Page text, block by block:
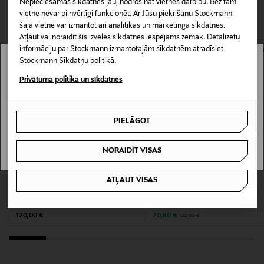
Nepieciešamās sīkdatnes ļauj nodrošināt vietnes darbību. Bez tām
vietne nevar pilnvērtīgi funkcionēt. Ar Jūsu piekrišanu Stockmann
šajā vietnē var izmantot arī analītikas un mārketinga sīkdatnes.
Atļaut vai noraidīt šīs izvēles sīkdatnes iespējams zemāk. Detalizētu
informāciju par Stockmann izmantotajām sīkdatnēm atradīsiet
Stockmann Sīkdatņu politikā.
Privātuma politika un sīkdatnes
PIELĀGOT
NORAIDĪT VISAS
ATĻAUT VISAS
Produkta numurs
165724841
Materiāls
014 SILVER
Izmērs
One size
Ražotājvalsts
ITĀLIJA
Piegāde uz saņemšanas punktu
0,00 € – 4,90 €
CITI KLIENTI SKATĪJĀS ARĪ
ETON
Original Price
120,00 €
ETON
Discounted Price
70,80 € Original Price
120,00 €
Stockmann nav pieejams tavā valstī.